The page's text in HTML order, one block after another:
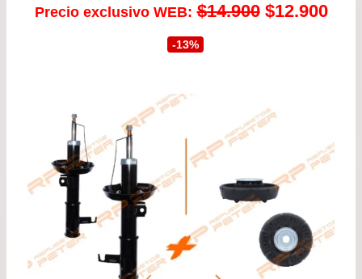
Precio exclusivo WEB: $14.900 El
era:
$14.900.
$12.900El
-13%